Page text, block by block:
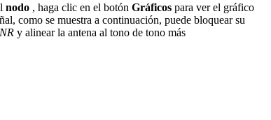
nodo , haga clic en el botón Gráficos para ver el gráfico
como se muestra a continuación, puede bloquear su
y alinear la antena al tono de tono más